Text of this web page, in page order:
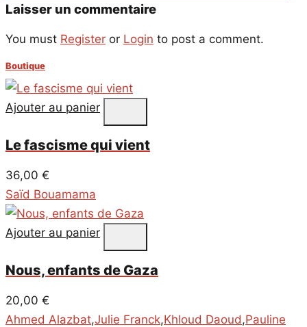
Laisser un commentaire
You must Register or Login to post a comment.
Boutique
Ajouter au panier
Le fascisme qui vient
36,00 €
Saïd Bouamama
Ajouter au panier
Nous, enfants de Gaza
20,00 €
Ahmed Alazbat,Julie Franck,Khloud Daoud,Pauline